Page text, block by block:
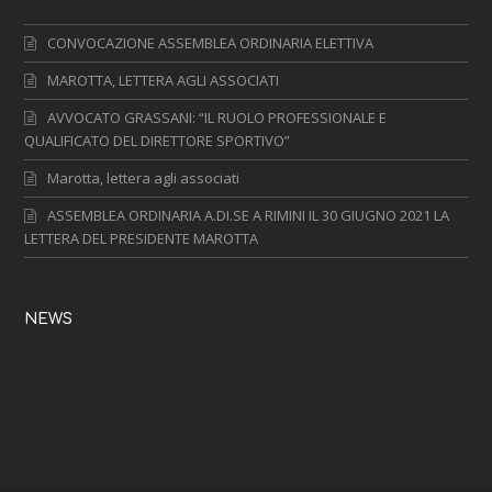
CONVOCAZIONE ASSEMBLEA ORDINARIA ELETTIVA
MAROTTA, LETTERA AGLI ASSOCIATI
AVVOCATO GRASSANI: “IL RUOLO PROFESSIONALE E
QUALIFICATO DEL DIRETTORE SPORTIVO”
Marotta, lettera agli associati
ASSEMBLEA ORDINARIA A.DI.SE A RIMINI IL 30 GIUGNO 2021 LA
LETTERA DEL PRESIDENTE MAROTTA
NEWS